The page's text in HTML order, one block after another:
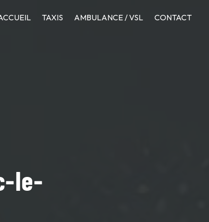
TAXIS AMBULANCE / VSL CONTACT
le-